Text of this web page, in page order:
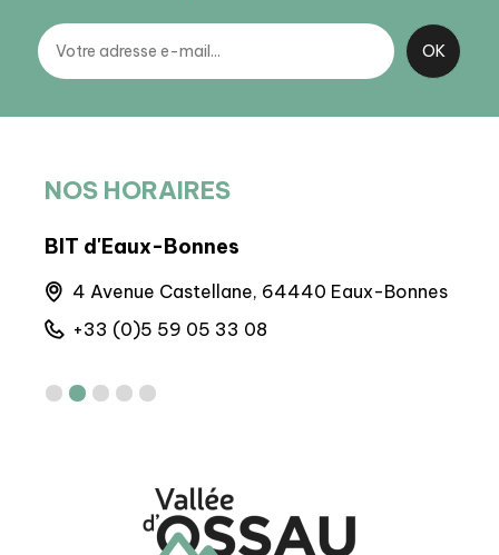
NOS HORAIRES
BIT d'Eaux-Bonnes
4 Avenue Castellane, 64440 Eaux-Bonnes
+33 (0)5 59 05 33 08